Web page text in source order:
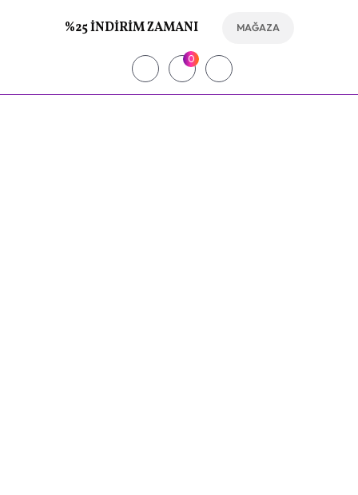
%25 İNDIRIM ZAMANI MAĞAZA
0